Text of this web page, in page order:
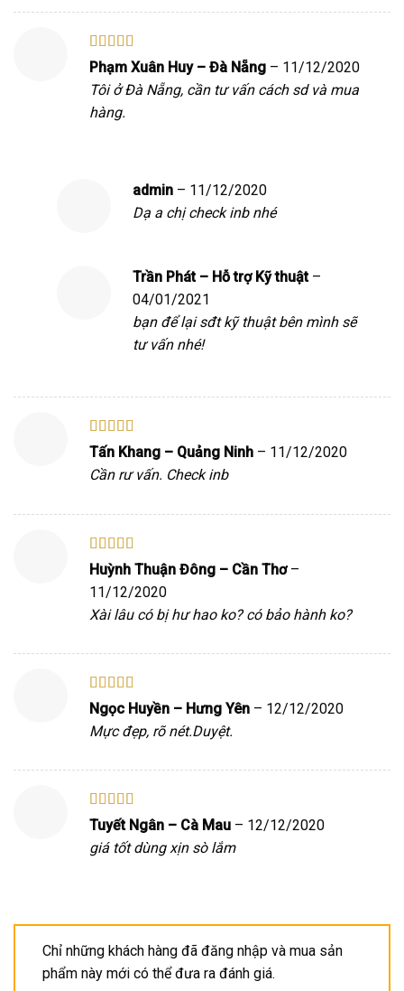
Được xếp
hạng5 5 sao
Phạm Xuân Huy – Đà Nẵng – 11/12/2020
Tôi ở Đà Nẵng, cần tư vấn cách sd và mua
hàng.
admin – 11/12/2020
Dạ a chị check inb nhé
Trần Phát – Hỗ trợ Kỹ thuật –
04/01/2021
bạn để lại sđt kỹ thuật bên mình sẽ
tư vấn nhé!
Được xếp
hạng55 sao
Tấn Khang – Quảng Ninh – 11/12/2020
Cần rư vấn. Check inb
Được xếp
hạng55 sao
Huỳnh Thuận Đông – Cần Thơ –
11/12/2020
Xài lâu có bị hư hao ko? có bảo hành ko?
Được xếp
hạng5 5 sao
Ngọc Huyền – Hưng Yên – 12/12/2020
Mực đẹp, rõ nét.Duyệt.
Được xếp
hạng5 5 sao
Tuyết Ngân – Cà Mau – 12/12/2020
giá tốt dùng xịn sò lắm
Chỉ những khách hàng đã đăng nhập và mua sản
phẩm này mới có thể đưa ra đánh giá.